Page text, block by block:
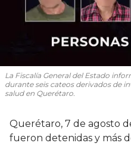
La Fiscalía General del Estado
durante seis cateos derivados de
salud en Querétaro.
Querétaro, 7 de agosto
fueron detenidas y más